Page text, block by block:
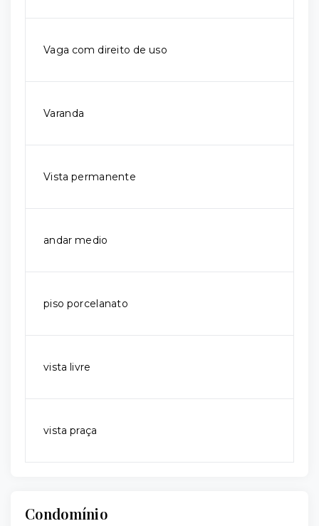
Vaga com direito de uso
Varanda
Vista permanente
andar medio
piso porcelanato
vista livre
vista praça
Condomínio